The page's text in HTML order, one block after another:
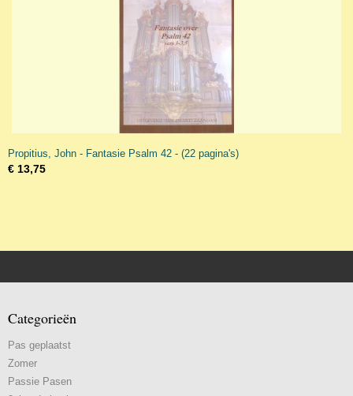
Propitius, John - Fantasie Psalm 42 - (22 pagina's)
€ 13,75
Categorieën
Pas geplaatst
Zomer
Passie Pasen